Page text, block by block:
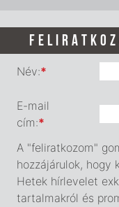
Név:*
E-mail
cím:*
A "feliratkozom"
hozzájárulok, hogy
Hetek hírlevelet
tartalmakról és